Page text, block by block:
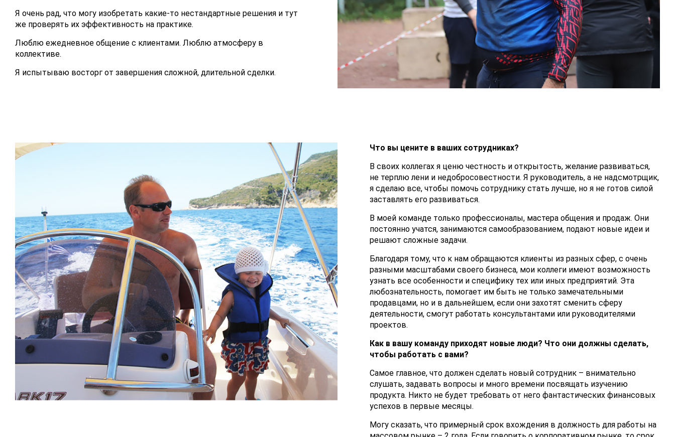
Я очень рад, что могу изобретать какие-то нестандартные решения и тут
же проверять их эффективность на практике.
Люблю ежедневное общение с клиентами. Люблю атмосферу в
коллективе.
Я испытываю восторг от завершения сложной, длительной сделки.
Что вы цените в ваших сотрудниках?
В своих коллегах я ценю честность и открытость, желание развиваться,
не терплю лени и недобросовестности. Я руководитель, а не надсмотрщик,
я сделаю все, чтобы помочь сотруднику стать лучше, но я не готов силой
заставлять его развиваться.
В моей команде только профессионалы, мастера общения и продаж. Они
постоянно учатся, занимаются самообразованием, подают новые идеи и
решают сложные задачи.
Благодаря тому, что к нам обращаются клиенты из разных сфер, с очень
разными масштабами своего бизнеса, мои коллеги имеют возможность
узнать все особенности и специфику тех или иных предприятий. Эта
любознательность, помогает им быть не только замечательными
продавцами, но и в дальнейшем, если они захотят сменить сферу
деятельности, смогут работать консультантами или руководителями
проектов.
Как в вашу команду приходят новые люди? Что они должны сделать,
чтобы работать с вами?
Самое главное, что должен сделать новый сотрудник – внимательно
слушать, задавать вопросы и много времени посвящать изучению
продукта. Никто не будет требовать от него фантастических финансовых
успехов в первые месяцы.
Могу сказать, что примерный срок вхождения в должность для работы на